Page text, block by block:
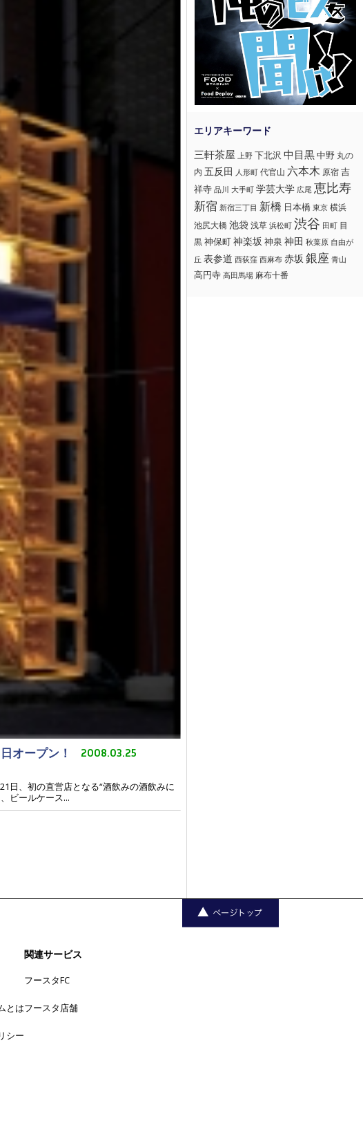
オープン！ 2008.03.25
日、初の直営店となる“酒飲みの酒飲みに
ビールケース...
三軒茶屋 上野 下北沢 中目黒中野 丸の
内 五反田 人形町 代官山 六本木 原宿 吉
祥寺 品川 大手町 学芸大学 広尾 恵比寿
新宿 新宿三丁目 新橋 日本橋 東京 横浜
池尻大橋 池袋浅草 浜松町 渋谷 田町 目
黒神保町神楽坂 神泉 神田 秋葉原 自由が
丘 表参道 西荻窪 西麻布 赤坂 銀座 青山
高円寺 高田馬場 麻布十番
とは
シー
関連サービス
フースタFC
フースタ店舗